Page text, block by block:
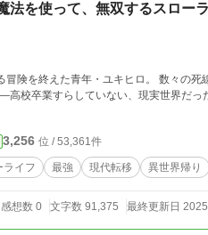
を使って、無双するスロー
冒険を終えた青年・ユキヒロ。 数々の死
校卒業すらしていない、現実世界だっ
3,256 位 / 53,361件
ライフ 最強 現代転移 異世界帰り
感想数 0 文字数 91,375 最終更新日